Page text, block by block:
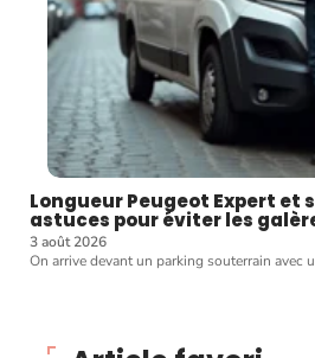
Longueur Peugeot Expert
astuces pour éviter les
3 août 2026
On arrive devant un parking souterrain avec